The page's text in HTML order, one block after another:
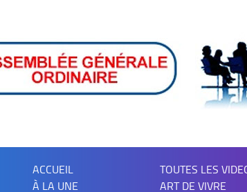
ACCUEIL
TOUTES LES
À LA UNE
ART DE VIVRE